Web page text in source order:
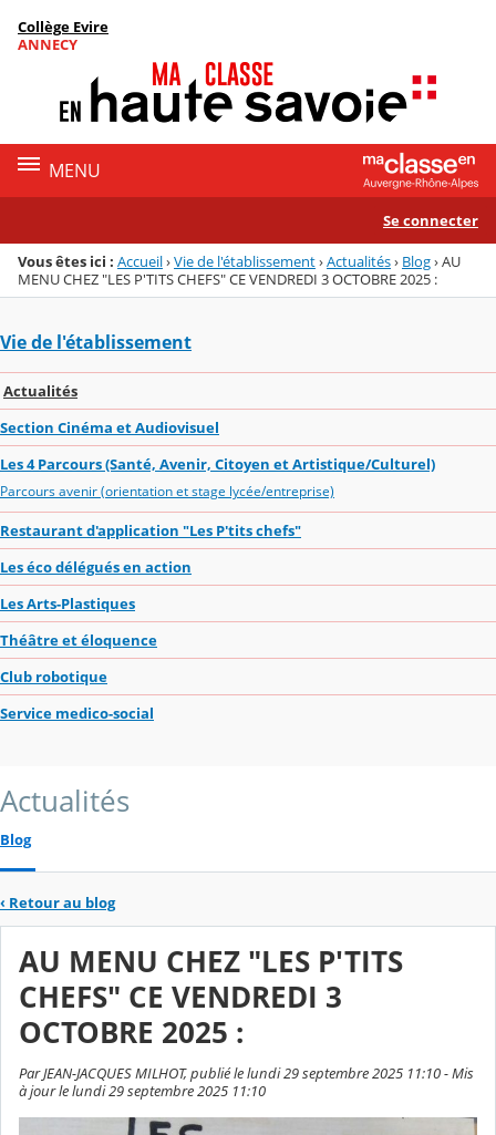
Menu de la rubrique
Contenu
Collège Evire
ANNECY
MENU
Se connecter
Vous êtes ici : Accueil›Vie de l'établissement›Actualités› Blog›AU
MENU CHEZ "LES P'TITS CHEFS" CE VENDREDI 3 OCTOBRE 2025 :
Vie de l'établissement
Actualités
Section Cinéma et Audiovisuel
Les 4 Parcours (Santé, Avenir, Citoyen et Artistique/Culturel)
Parcours avenir (orientation et stage lycée/entreprise)
Restaurant d'application "Les P'tits chefs"
Les éco délégués en action
Les Arts-Plastiques
Théâtre et éloquence
Club robotique
Service medico-social
Actualités
Blog
‹ Retour au blog
AU MENU CHEZ "LES P'TITS
CHEFS" CE VENDREDI 3
OCTOBRE 2025 :
Par JEAN-JACQUES MILHOT, publié le lundi 29 septembre 2025 11:10 - Mis
à jour le lundi 29 septembre 2025 11:10